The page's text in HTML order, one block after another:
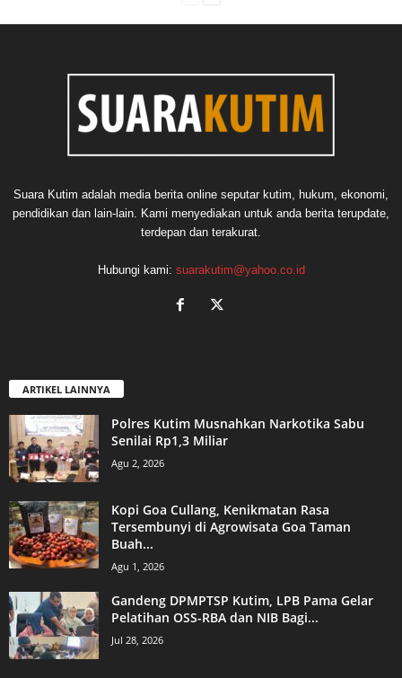
Suara Kutim adalah media berita online seputar kutim, hukum, ekonomi,
pendidikan dan lain-lain. Kami menyediakan untuk anda berita terupdate,
terdepan dan terakurat.
Hubungi kami: suarakutim@yahoo.co.id
ARTIKEL LAINNYA
Polres Kutim Musnahkan Narkotika Sabu
Senilai Rp1,3 Miliar
Agu 2, 2026
Kopi Goa Cullang, Kenikmatan Rasa
Tersembunyi di Agrowisata Goa Taman
Buah...
Agu 1, 2026
Gandeng DPMPTSP Kutim, LPB Pama Gelar
Pelatihan OSS-RBA dan NIB Bagi...
Jul 28, 2026